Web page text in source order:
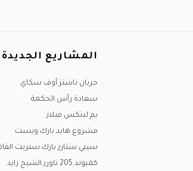
المشاريع الجديدة
جريان ناشنز أوف سكاي
سعادة رأس الحكمة
يم لينكس فيلاز
مشروع هايد بارك ويست
سيتي ستارز بارك ستريت
كمبوند 205 تاورز الشيخ زايد